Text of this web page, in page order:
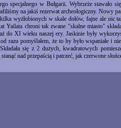
specjalnego w Bułgarii. Wybrzeże stawało
na jakiś rezerwat archeologiczny. Nowy
wyżłobionych w skale dołów, fajne ale nic
Yailata chroni tak zwane "skalne miasto"
do XI wieku naszej ery. Jaskinie były
razu pomyślałem, że to by było wspaniałe i
się z 2 dużych, kwadratowych
nad przepaścią i patrzeć, jak czerwone